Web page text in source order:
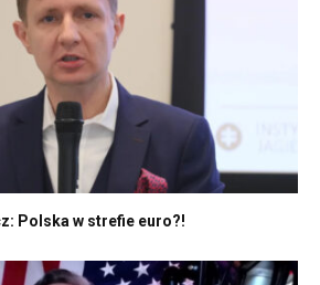
Polska w strefie euro?!